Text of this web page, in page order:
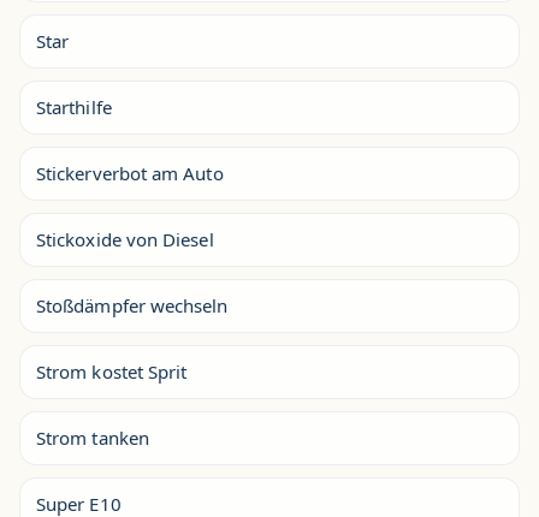
Star
Starthilfe
Stickerverbot am Auto
Stickoxide von Diesel
Stoßdämpfer wechseln
Strom kostet Sprit
Strom tanken
Super E10